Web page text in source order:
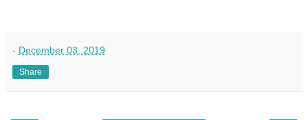
- December 03, 2019
Share